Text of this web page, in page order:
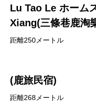
Lu Tao Le ホーム
Xiang(三條巷鹿淘
距離250メートル
(鹿旅民宿)
距離268メートル